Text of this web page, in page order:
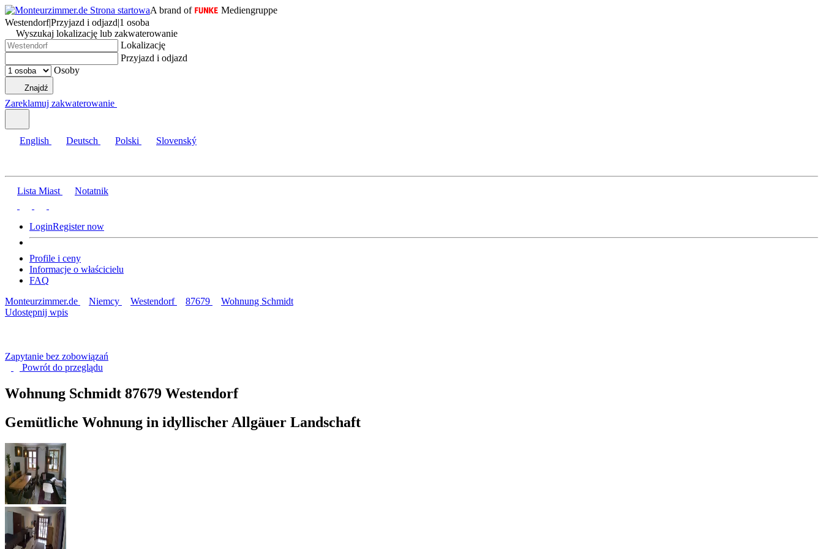
A brand of
Mediengruppe
Westendorf|Przyjazd i odjazd|1 osoba
Wyszukaj lokalizację lub zakwaterowanie
Lokalizację
Przyjazd i odjazd
Osoby
Znajdź
Zareklamuj zakwaterowanie
English Deutsch Polski Slovenský
Lista Miast Notatnik
LoginRegister now
Profile i ceny
Informacje o właścicielu
FAQ
Monteurzimmer.de
Niemcy Westendorf 87679
Wohnung Schmidt
Udostępnij wpis
Zapytanie bez zobowiązań
Powrót do przeglądu
Wohnung Schmidt 87679 Westendorf
Gemütliche Wohnung in idyllischer Allgäuer Landschaft